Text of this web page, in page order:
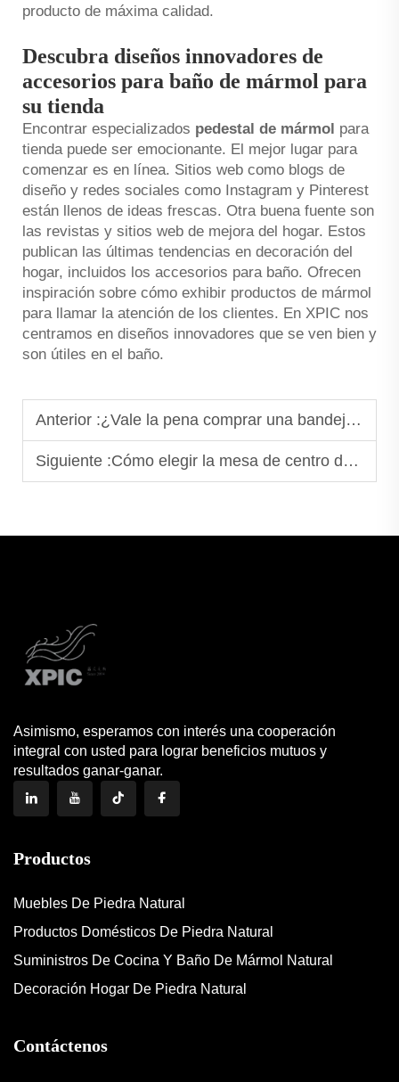
producto de máxima calidad.
Descubra diseños innovadores de
accesorios para baño de mármol para
su tienda
Encontrar especializados pedestal de mármol para
tienda puede ser emocionante. El mejor lugar para
comenzar es en línea. Sitios web como blogs de
diseño y redes sociales como Instagram y Pinterest
están llenos de ideas frescas. Otra buena fuente son
las revistas y sitios web de mejora del hogar. Estos
publican las últimas tendencias en decoración del
hogar, incluidos los accesorios para baño. Ofrecen
inspiración sobre cómo exhibir productos de mármol
para llamar la atención de los clientes. En XPIC nos
centramos en diseños innovadores que se ven bien y
son útiles en el baño.
Anterior :¿Vale la pena comprar una bandeja de mármol? Ventajas e inconvenientes que debe conocer
Siguiente :Cómo elegir la mesa de centro de mármol del tamaño perfecto para su salón
Asimismo, esperamos con interés una cooperación
integral con usted para lograr beneficios mutuos y
resultados ganar-ganar.
Productos
Muebles De Piedra Natural
Productos Domésticos De Piedra Natural
Suministros De Cocina Y Baño De Mármol Natural
Decoración Hogar De Piedra Natural
Contáctenos